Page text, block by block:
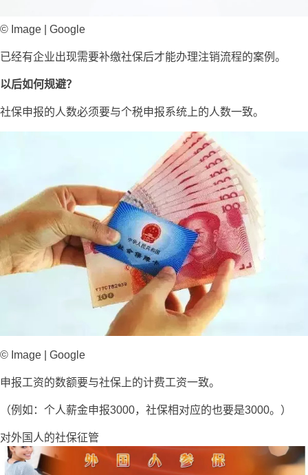
© Image | Google
已经有企业出现需要补缴社保后才能办理注销流程的案例。
以后如何规避？
社保申报的人数必须要与个税申报系统上的人数一致。
© Image | Google
申报工资的数额要与社保上的计费工资一致。
（例如：个人薪金申报3000，社保相对应的也要是3000。）
对外国人的社保征管